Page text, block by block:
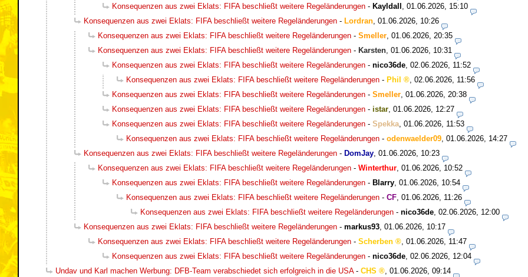
Konsequenzen aus zwei Eklats: FIFA beschließt weitere Regeländerungen - Kayldall , 01.06.2026, 15:10
Konsequenzen aus zwei Eklats: FIFA beschließt weitere Regeländerungen - Lordran, 01.06.2026, 10:26
Konsequenzen aus zwei Eklats: FIFA beschließt weitere Regeländerungen - Smeller, 01.06.2026, 20:35
Konsequenzen aus zwei Eklats: FIFA beschließt weitere Regeländerungen - Karsten, 01.06.2026, 10:31
Konsequenzen aus zwei Eklats: FIFA beschließt weitere Regeländerungen - nico36de, 02.06.2026, 11:52
Konsequenzen aus zwei Eklats: FIFA beschließt weitere Regeländerungen - Phil , 02.06.2026, 11:56
Konsequenzen aus zwei Eklats: FIFA beschließt weitere Regeländerungen - Smeller, 01.06.2026, 20:38
Konsequenzen aus zwei Eklats: FIFA beschließt weitere Regeländerungen - istar, 01.06.2026, 12:27
Konsequenzen aus zwei Eklats: FIFA beschließt weitere Regeländerungen - Spekka, 01.06.2026, 11:53
Konsequenzen aus zwei Eklats: FIFA beschließt weitere Regeländerungen - odenwaelder09, 01.06.2026, 14:27
Konsequenzen aus zwei Eklats: FIFA beschließt weitere Regeländerungen - DomJay, 01.06.2026, 10:23
Konsequenzen aus zwei Eklats: FIFA beschließt weitere Regeländerungen - Winterthur, 01.06.2026, 10:52
Konsequenzen aus zwei Eklats: FIFA beschließt weitere Regeländerungen - Blarry, 01.06.2026, 10:54
Konsequenzen aus zwei Eklats: FIFA beschließt weitere Regeländerungen - CF, 01.06.2026, 11:26
Konsequenzen aus zwei Eklats: FIFA beschließt weitere Regeländerungen - nico36de, 02.06.2026, 12:00
Konsequenzen aus zwei Eklats: FIFA beschließt weitere Regeländerungen - markus93, 01.06.2026, 10:17
Konsequenzen aus zwei Eklats: FIFA beschließt weitere Regeländerungen - Scherben , 01.06.2026, 11:47
Konsequenzen aus zwei Eklats: FIFA beschließt weitere Regeländerungen - nico36de, 02.06.2026, 12:04
Undav und Karl machen Werbung: DFB-Team verabschiedet sich erfolgreich in die USA- CHS , 01.06.2026, 09:14